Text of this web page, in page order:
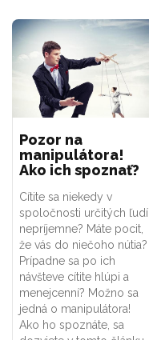
Pozor na
manipulátora!
Ako ich spoznať?
Cítite sa niekedy v
spoločnosti určitých ľudí
nepríjemne? Máte pocit,
že vás do niečoho nútia?
Prípadne sa po ich
návšteve cítite hlúpi a
menejcenní? Možno sa
jedná o manipulátora!
Ako ho spoznáte, sa